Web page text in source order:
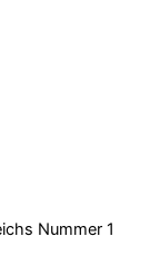
Nummer 1